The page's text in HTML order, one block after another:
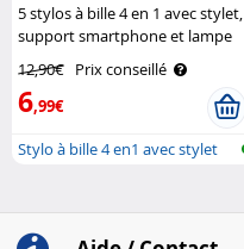
5 stylos à bille 4 en 1 avec stylet,
support smartphone et lampe
12,90€ Prix conseillé
6,99€
Stylo à bille 4 en1 avec stylet